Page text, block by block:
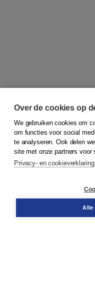
© 2026Koninklijke Boom
Bestellen
Over de cookies op
We gebruiken cookies om
om functies voor social
te analyseren. Ook delen
site met onze partners voor
Privacy- en cookieverklaring
Alle